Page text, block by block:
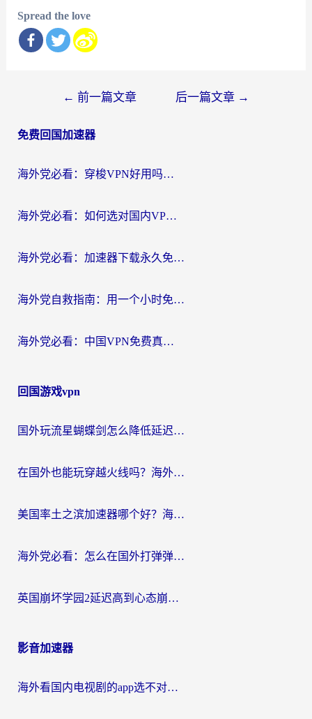
Spread the love
导
← 前一篇文章 后一篇文章 →
免费回国加速器
海外党必看：穿梭VPN好用吗？和云帆VPN对比哪个回国效果更好？附真实测评+避坑指南
海外党必看：如何选对国内VPN，实现无缝访问国内资源？
海外党必看：加速器下载永久免费版真的存在吗？教你无缝访问国内资源的正确姿势
海外党自救指南：用一个小时免费加速器，轻松打破国内资源访问壁垒？
海外党必看：中国VPN免费真的靠谱吗？手把手教你选对回国加速器
回国游戏vpn
国外玩流星蝴蝶剑怎么降低延迟？海外党必看的加速秘籍（含欧洲鸣潮&彩虹岛优化攻略）
在国外也能玩穿越火线吗？海外玩家国服游戏畅玩终极指南
美国率土之滨加速器哪个好？海外党国服游戏畅玩终极指南（附多游戏解决方案）
海外党必看：怎么在国外打弹弹堂不卡？番茄加速器亲测指南
英国崩坏学园2延迟高到心态崩？海外党国服游戏加速终极指南
影音加速器
海外看国内电视剧的app选不对？这份回国加速器避坑指南帮你流畅追剧